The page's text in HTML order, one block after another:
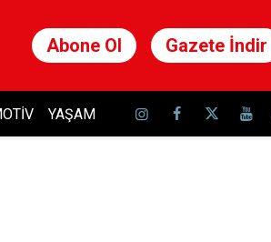
Abone Ol Gazete İndir
YAŞAM